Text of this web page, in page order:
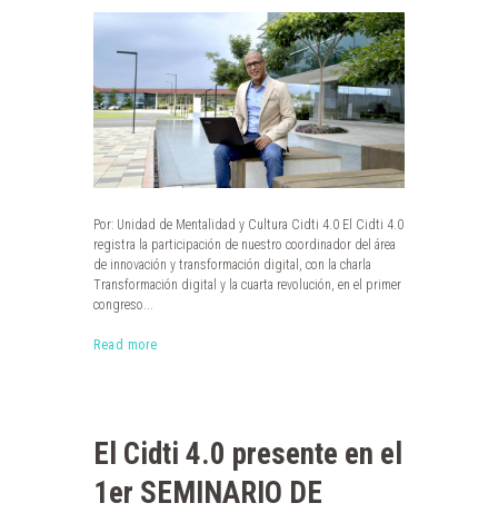
Por: Unidad de Mentalidad y Cultura Cidti 4.0 El Cidti 4.0
registra la participación de nuestro coordinador del área
de innovación y transformación digital, con la charla
Transformación digital y la cuarta revolución, en el primer
congreso...
Read more
El Cidti 4.0 presente en el
1er SEMINARIO DE